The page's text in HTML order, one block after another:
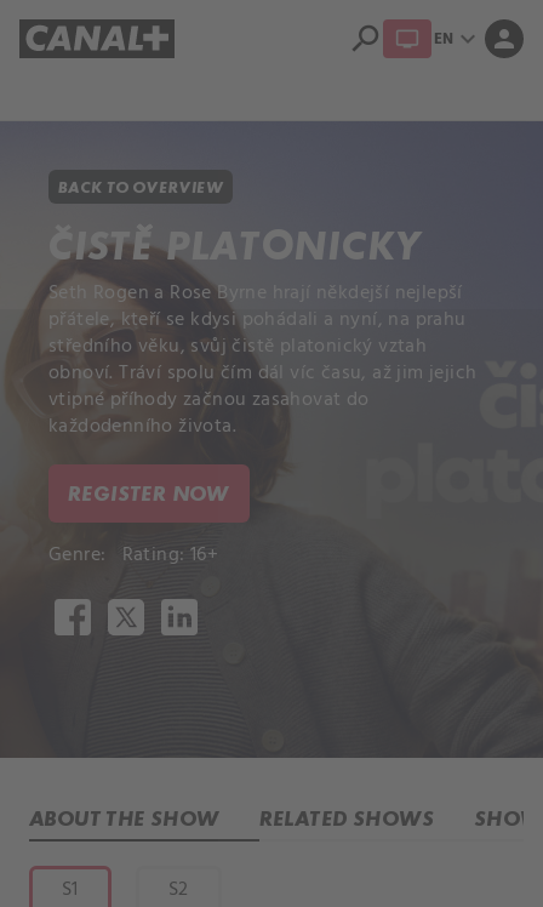
search EN expand_more person
BACK TO OVERVIEW
ČISTĚ PLATONICKY
Seth Rogen a Rose Byrne hrají někdejší nejlepší
přátele, kteří se kdysi pohádali a nyní, na prahu
středního věku, svůj čistě platonický vztah
obnoví. Tráví spolu čím dál víc času, až jim jejich
vtipné příhody začnou zasahovat do
každodenního života.
REGISTER NOW
Genre: Rating: 16+
ABOUT THE SHOW RELATED SHOWS
S1 S2